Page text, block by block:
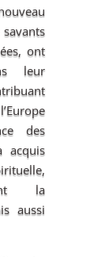
ont
leur
des
acquis
la
aussi